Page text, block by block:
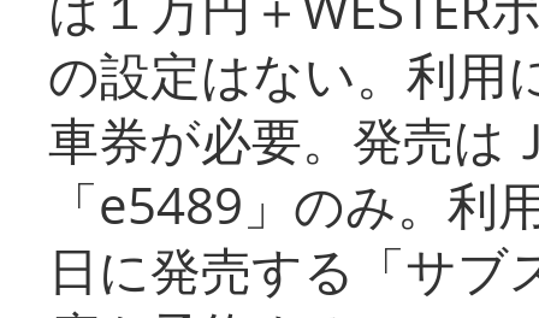
の設定はない。利用
車券が必要。発売は
「e5489」のみ。利
日に発売する「サブ